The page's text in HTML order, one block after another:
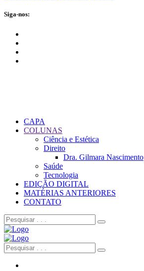
Siga-nos:
CAPA
COLUNAS
Ciência e Estética
Direito
Dra. Gilmara Nascimento
Saúde
Tecnologia
EDIÇÃO DIGITAL
MATÉRIAS ANTERIORES
CONTATO